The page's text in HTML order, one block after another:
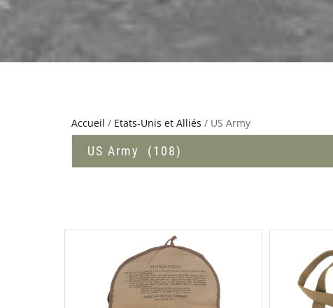
Accueil / Etats-Unis et Alliés / US Army